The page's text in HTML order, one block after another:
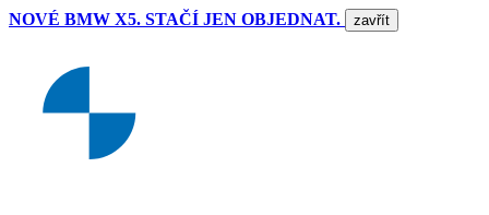
NOVÉ BMW X5. STAČÍ JEN OBJEDNAT. zavřít